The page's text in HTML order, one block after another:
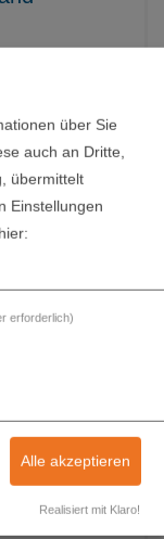
über Sie
auch an Dritte,
übermittelt
Einstellungen
erforderlich)
Alle akzeptieren
Realisiert mit Klaro!